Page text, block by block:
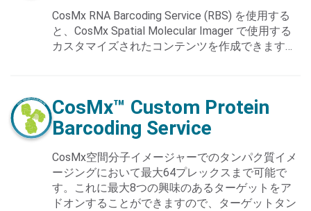
Search Terms GO
CosMx RNA Barcoding Service (RBS) を使用する
と、CosMx Spatial Molecular Imager で使用する
カスタマイズされたコンテンツを作成できます…
CosMx™ Custom Protein
Barcoding Service
CosMx空間分子イメージャーでのタンパク質イメ
ージングにおいて最大64プレックスまで可能で
す。これに最大8つの興味のあるターゲットをア
ドオンすることができますので、ターゲットタン